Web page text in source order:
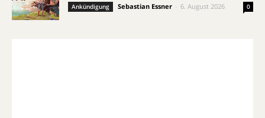
Ankündigung Sebastian Essner 6. August 2026 0